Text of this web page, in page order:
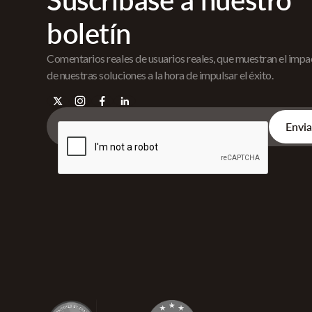
boletín
Comentarios reales de usuarios reales, que muestran el
de nuestras soluciones a la hora de impulsar el éxito.